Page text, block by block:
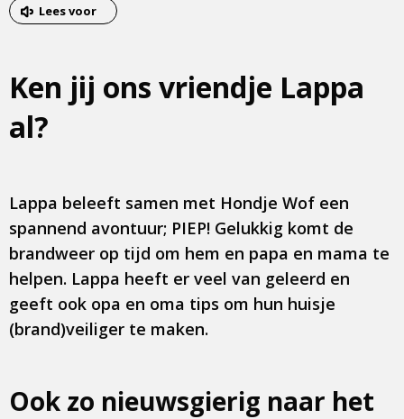
Lees voor
Ken jij ons vriendje Lappa
al?
Lappa beleeft samen met Hondje Wof een
spannend avontuur; PIEP! Gelukkig komt de
brandweer op tijd om hem en papa en mama te
helpen. Lappa heeft er veel van geleerd en
geeft ook opa en oma tips om hun huisje
(brand)veiliger te maken.
Ook zo nieuwsgierig naar het